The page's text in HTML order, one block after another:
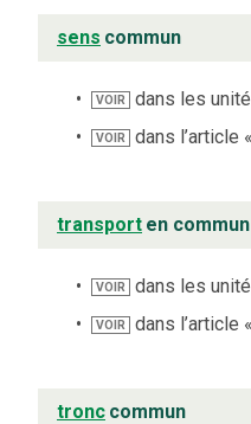
sens commun
VOIR dans les
VOIR dans l’article
transport en commun
VOIR dans les
VOIR dans l’article
tronc commun